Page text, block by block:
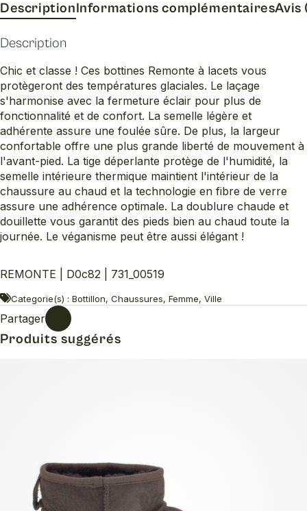
DescriptionInformations complémentairesAvis
Description
Chic et classe ! Ces bottines Remonte à lacets vous
protègeront des températures glaciales. Le laçage
s'harmonise avec la fermeture éclair pour plus de
fonctionnalité et de confort. La semelle légère et
adhérente assure une foulée sûre. De plus, la largeur
confortable offre une plus grande liberté de mouvement à
l'avant-pied. La tige déperlante protège de l'humidité, la
semelle intérieure thermique maintient l'intérieur de la
chaussure au chaud et la technologie en fibre de verre
assure une adhérence optimale. La doublure chaude et
douillette vous garantit des pieds bien au chaud toute la
journée. Le véganisme peut être aussi élégant !
REMONTE | D0c82 | 731_00519
Categorie(s) : Bottillon, Chaussures, Femme, Ville
Partager
Produits suggérés